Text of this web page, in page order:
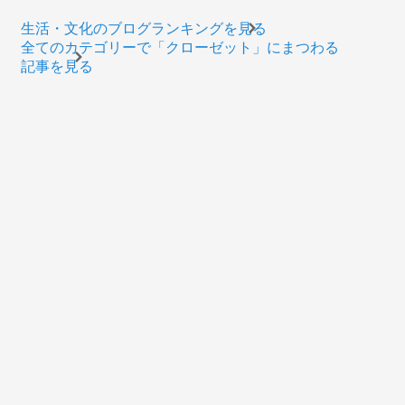
生活・文化のブログランキングを見る
全てのカテゴリーで「クローゼット」にまつわる
記事を見る